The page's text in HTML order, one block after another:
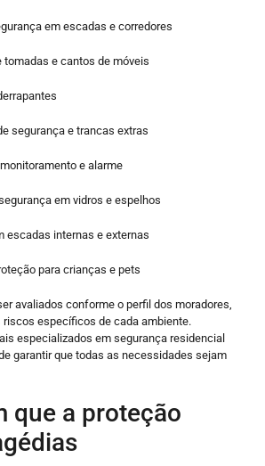
em escadas e corredores
tomadas e cantos de móveis
segurança e trancas extras
e alarme
em vidros e espelhos
escadas internas e externas
para crianças e pets
avaliados conforme o perfil dos moradores,
riscos específicos de cada ambiente.
especializados em segurança residencial
garantir que todas as necessidades sejam
que a proteção